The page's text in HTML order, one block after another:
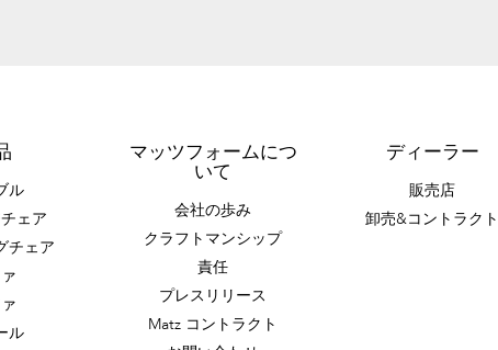
ル
ェア
チェア
ル
マッツフォームにつ
いて
会社の歩み
クラフトマンシップ
責任
プレスリリース
Matz コントラクト
ディーラー
販売店
卸売&コントラクト